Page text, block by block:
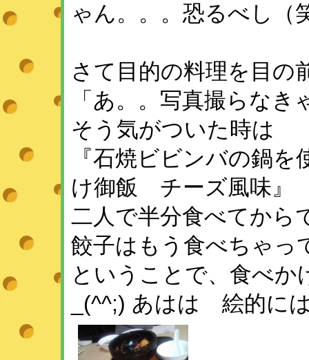
ゃん。。。恐るべし（
さて目的の料理を目の
「あ。。写真撮らなき
そう気がついた時は
『石焼ビビンバの鍋
け御飯 チーズ風味』
二人で半分食べてか
餃子はもう食べちゃ
ということで、食べか
_(^^;) あはは 絵的に